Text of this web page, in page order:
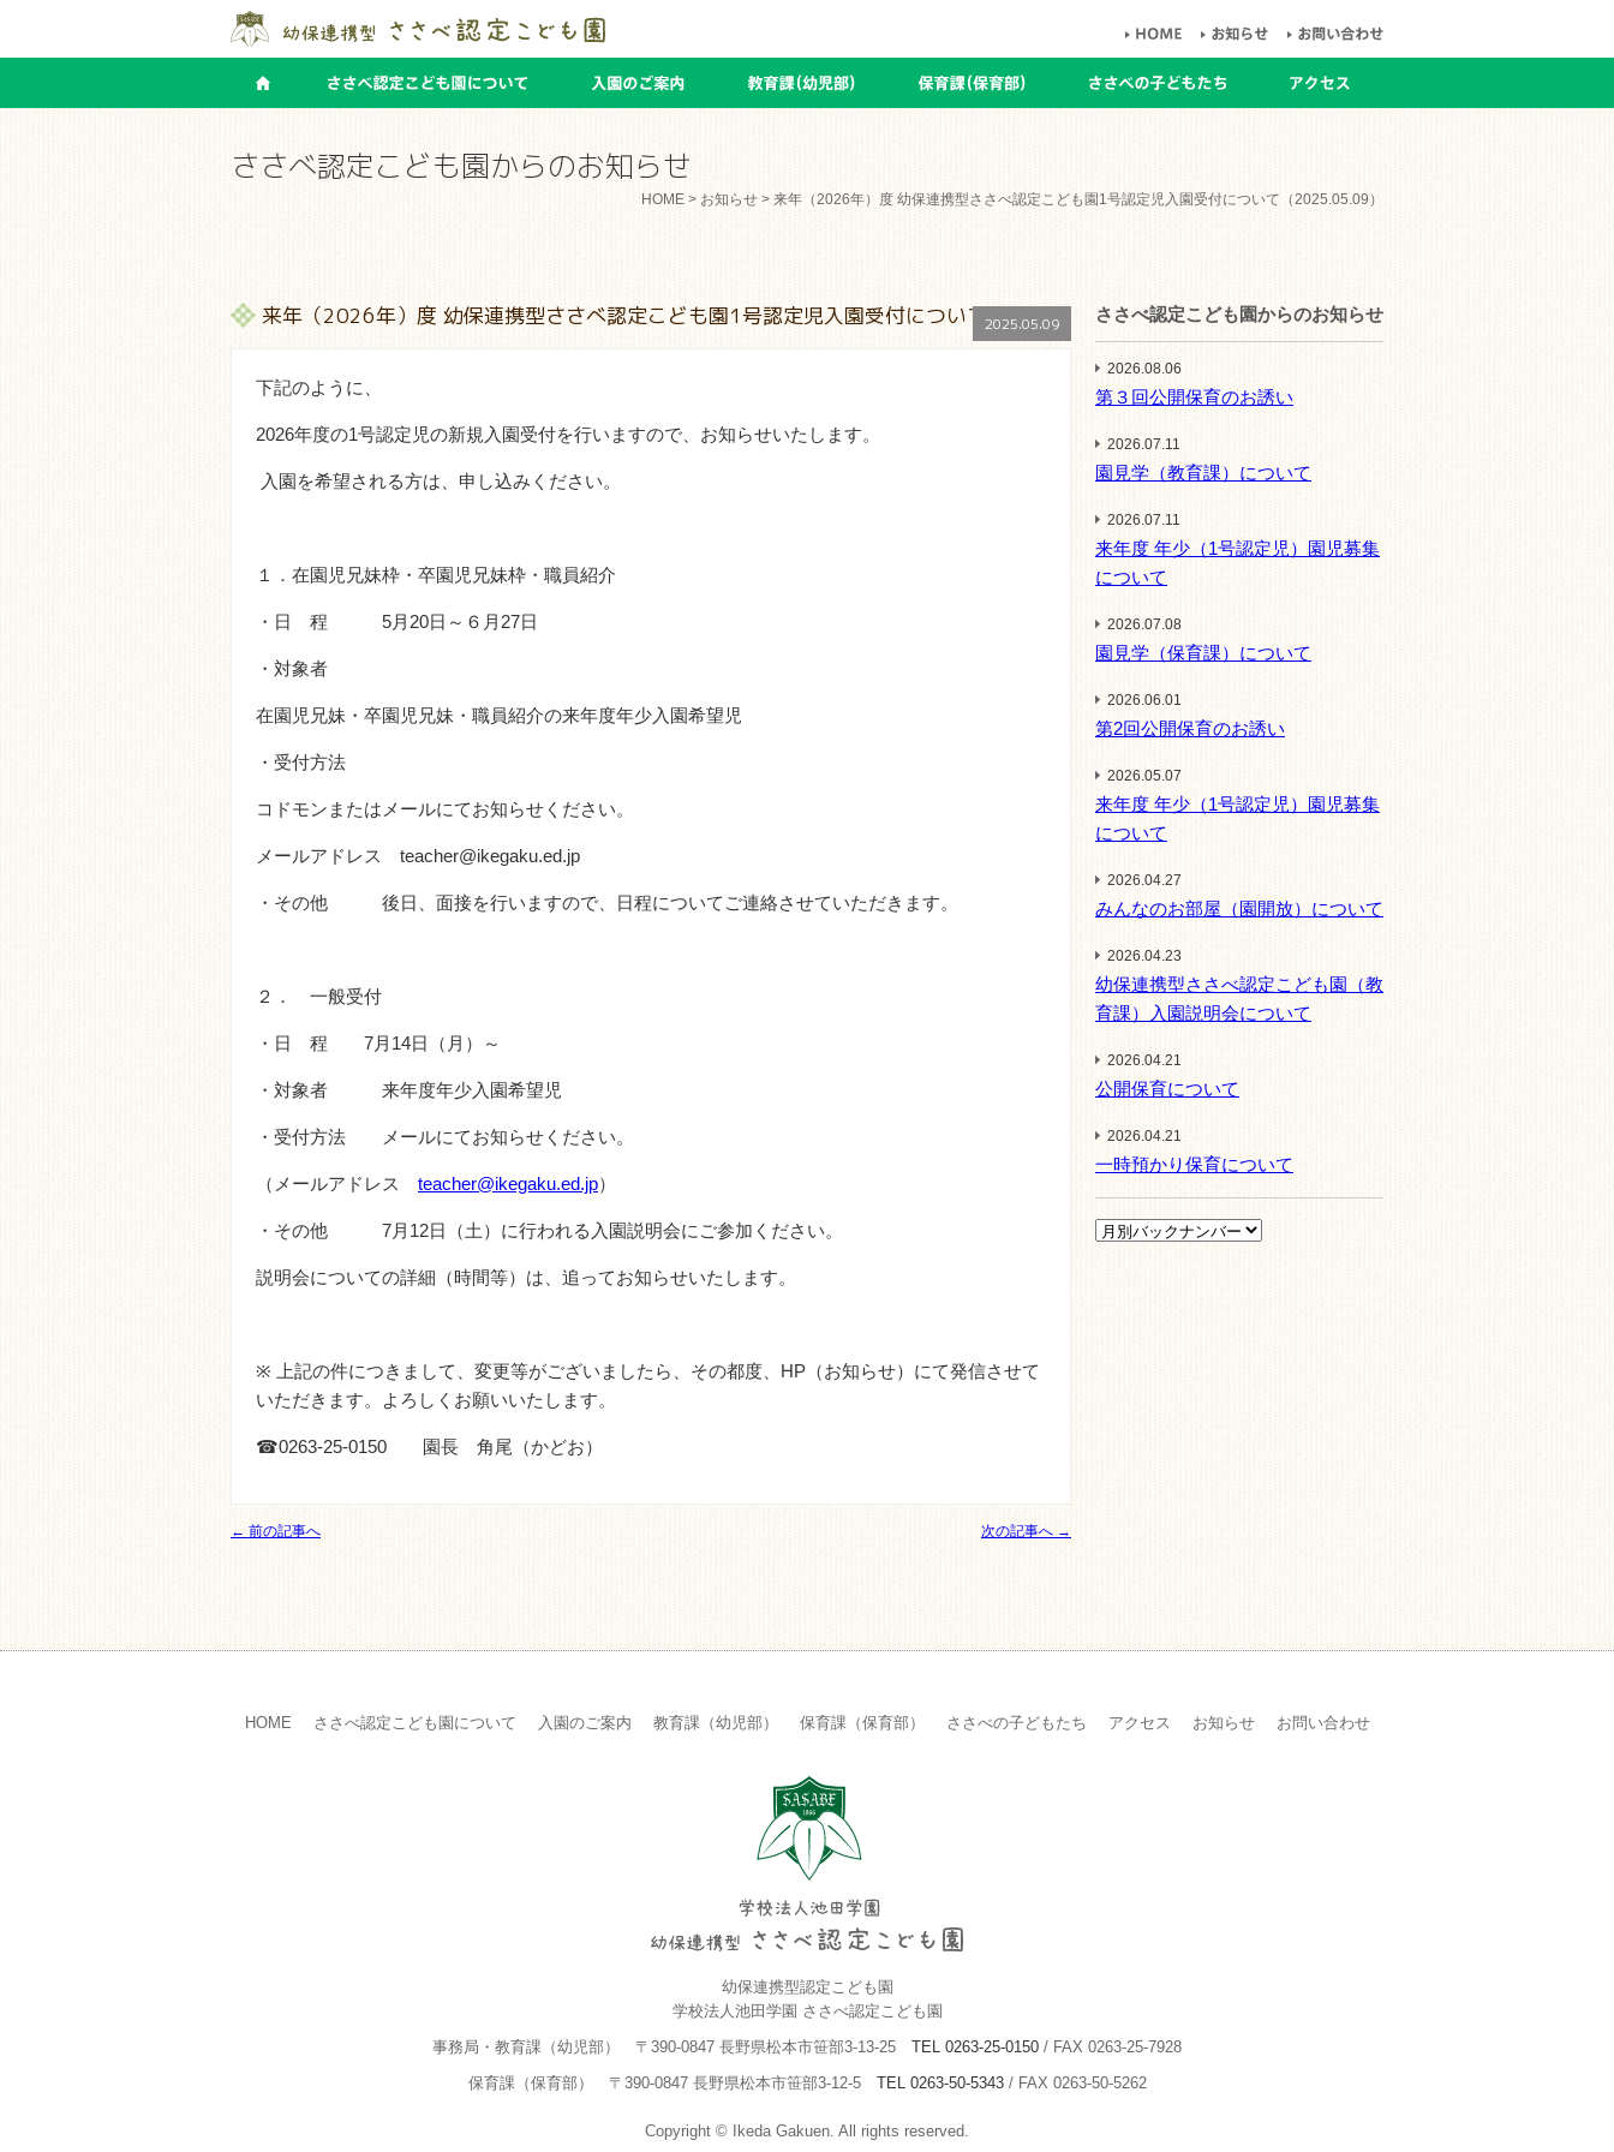
ささべ認定こども園からのお知らせ
HOME > お知らせ > 来年（2026年）度 幼保連携型ささべ認定こども園1号認定児入園受付について（2025.05.09）
来年（2026年）度 幼保連携型ささべ認定こども園1号認定児入園受付について2025.05.09
下記のように、
2026年度の1号認定児の新規入園受付を行いますので、お知らせいたします。
入園を希望される方は、申し込みください。
１．在園児兄妹枠・卒園児兄妹枠・職員紹介
・日 程 5月20日 ～６ 月27日
・対象者
在園児兄妹・卒園児兄妹・職員紹介の来年度年少入園希望児
・受付方法
コドモンまたはメールにてお知らせください。
メールアドレス teacher@ikegaku.ed.jp
・その他 後日、面接を行いますので、日程についてご連絡させていただきます。
２． 一般受付
・日 程 7月14日（月）～
・対象者 来年度年少入園希望児
・受付方法 メールにてお知らせください。
（メールアドレス teacher@ikegaku.ed.jp）
・その他 7月12日（土）に行われる入園説明会にご参加ください。
説明会についての詳細（時間等）は、追ってお知らせいたします。
※ 上記の件につきまして、変更等がございましたら、その都度、 HP （お知らせ）にて発信させて
いただきます。よろしくお願いいたします。
☎0263‐25‐0150 園長 角尾（かどお）
← 前の記事へ 次の記事へ →
ささべ認定こども園からのお知らせ
2026.08.06
第３回公開保育のお誘い
2026.07.11
園見学（教育課）について
2026.07.11
来年度 年少（1号認定児）園児募集
について
2026.07.08
園見学（保育課）について
2026.06.01
第2回公開保育のお誘い
2026.05.07
来年度 年少（1号認定児）園児募集
について
2026.04.27
みんなのお部屋（園開放）について
2026.04.23
幼保連携型ささべ認定こども園（教
育課）入園説明会について
2026.04.21
公開保育について
2026.04.21
一時預かり保育について
HOME ささべ認定こども園について 入園のご案内 教育課（幼児部） 保育課（保育部） ささべの子どもたち アクセス お知らせ お問い合わせ
幼保連携型認定こども園
学校法人池田学園 ささべ認定こども園
事務局・教育課（幼児部）
〒390-0847 長野県松本市笹部3-13-25 TEL 0263-25-0150 / FAX 0263-25-7928
保育課（保育部）
〒390-0847 長野県松本市笹部3-12-5 TEL 0263-50-5343/ FAX 0263-50-5262
Copyright © Ikeda Gakuen. All rights reserved.